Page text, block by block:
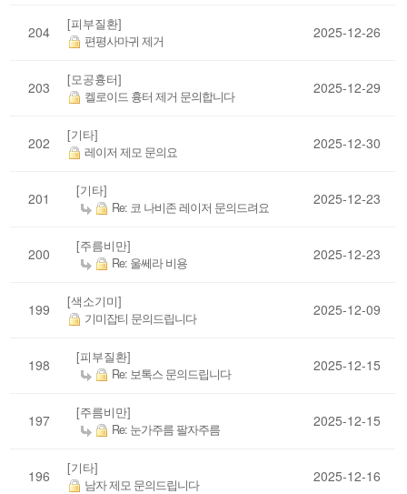
204 [피부질환]
편평사마귀 제거 2025-12-26
203 [모공흉터]
켈로이드 흉터 제거 문의합니다 2025-12-29
202 [기타]
레이저 제모 문의요 2025-12-30
201 [기타]
Re: 코 나비존 레이저 문의드려요 2025-12-23
200 [주름비만]
Re: 울쎄라 비용 2025-12-23
199 [색소기미]
기미잡티 문의드립니다 2025-12-09
198 [피부질환]
Re: 보톡스 문의드립니다 2025-12-15
197 [주름비만]
Re: 눈가주름 팔자주름 2025-12-15
196 [기타]
남자 제모 문의드립니다 2025-12-16